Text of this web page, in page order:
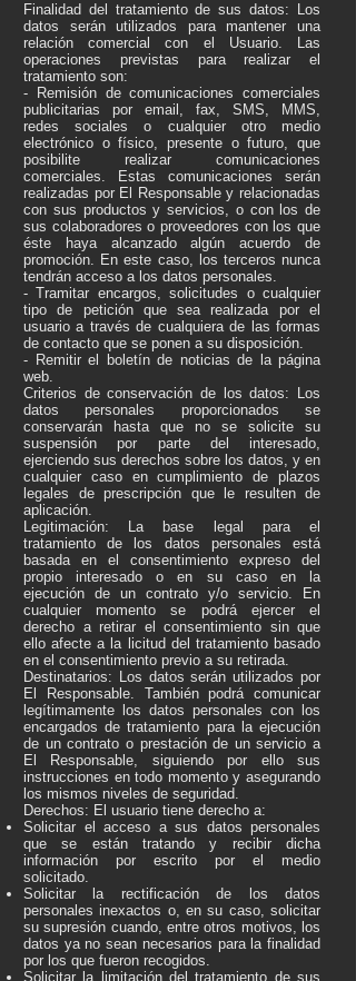
Finalidad del tratamiento de sus datos: Los
datos serán utilizados para mantener una
relación comercial con el Usuario. Las
operaciones previstas para realizar el
tratamiento son:
- Remisión de comunicaciones comerciales
publicitarias por email, fax, SMS, MMS,
redes sociales o cualquier otro medio
electrónico o físico, presente o futuro, que
posibilite realizar comunicaciones
comerciales. Estas comunicaciones serán
realizadas por El Responsable y relacionadas
con sus productos y servicios, o con los de
sus colaboradores o proveedores con los que
éste haya alcanzado algún acuerdo de
promoción. En este caso, los terceros nunca
tendrán acceso a los datos personales.
- Tramitar encargos, solicitudes o cualquier
tipo de petición que sea realizada por el
usuario a través de cualquiera de las formas
de contacto que se ponen a su disposición.
- Remitir el boletín de noticias de la página
web.
Criterios de conservación de los datos: Los
datos personales proporcionados se
conservarán hasta que no se solicite su
suspensión por parte del interesado,
ejerciendo sus derechos sobre los datos, y en
cualquier caso en cumplimiento de plazos
legales de prescripción que le resulten de
aplicación.
Legitimación: La base legal para el
tratamiento de los datos personales está
basada en el consentimiento expreso del
propio interesado o en su caso en la
ejecución de un contrato y/o servicio. En
cualquier momento se podrá ejercer el
derecho a retirar el consentimiento sin que
ello afecte a la licitud del tratamiento basado
en el consentimiento previo a su retirada.
Destinatarios: Los datos serán utilizados por
El Responsable. También podrá comunicar
legítimamente los datos personales con los
encargados de tratamiento para la ejecución
de un contrato o prestación de un servicio a
El Responsable, siguiendo por ello sus
instrucciones en todo momento y asegurando
los mismos niveles de seguridad.
Derechos: El usuario tiene derecho a:
Solicitar el acceso a sus datos personales
que se están tratando y recibir dicha
información por escrito por el medio
solicitado.
Solicitar la rectificación de los datos
personales inexactos o, en su caso, solicitar
su supresión cuando, entre otros motivos, los
datos ya no sean necesarios para la finalidad
por los que fueron recogidos.
Solicitar la limitación del tratamiento de sus